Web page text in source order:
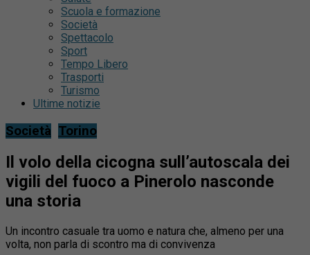
Scuola e formazione
Società
Spettacolo
Sport
Tempo Libero
Trasporti
Turismo
Ultime notizie
Società Torino
Il volo della cicogna sull’autoscala dei
vigili del fuoco a Pinerolo nasconde
una storia
Un incontro casuale tra uomo e natura che, almeno per una
volta, non parla di scontro ma di convivenza